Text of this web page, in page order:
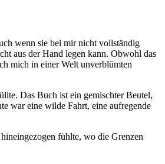
wenn sie bei mir nicht vollständig
aus der Hand legen kann. Obwohl das
mich in einer Welt unverblümten
Das Buch ist ein gemischter Beutel,
war eine wilde Fahrt, eine aufregende
fühlte, wo die Grenzen